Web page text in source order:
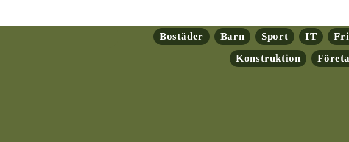
Bostäder Barn Sport IT
Konstruktion